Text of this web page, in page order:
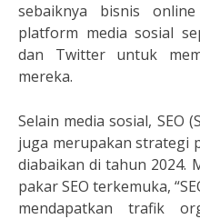
sebaiknya bisnis
platform media sosial
dan Twitter untuk
mereka.
Selain media sosial, SEO
juga merupakan strategi
diabaikan di tahun 2024.
pakar SEO terkemuka,
mendapatkan trafik